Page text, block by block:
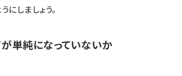
にしましょう。
単純になっていないか